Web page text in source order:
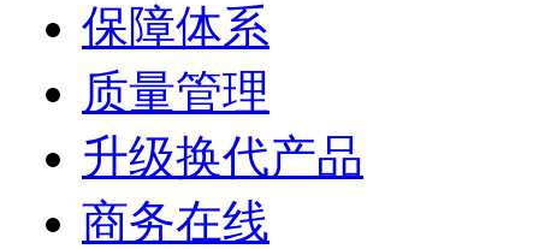
保障体系
质量管理
升级换代产品
商务在线